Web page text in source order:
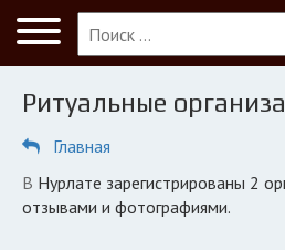
Меню
Главная
Нурлат
ПОЛЬЗОВАТЕЛЯМ
Кладбища
Ритуальные
Главная
в Нурлате зарегистрированы 2 организации с рейтингом,
отзывами и фотографиями.